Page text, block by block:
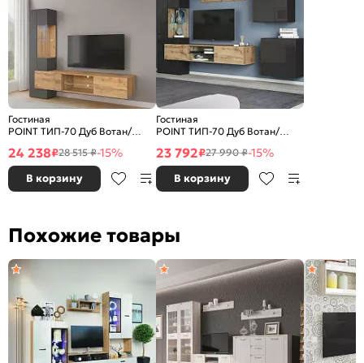
Гостиная
POINT ТИП-70 Дуб Вотан/
24 238₽28 515 ₽-15%
В корзину
Гостиная
POINT ТИП-70 Дуб Вотан/
23 792₽27 990 ₽-15%
В корзину
Похожие товары